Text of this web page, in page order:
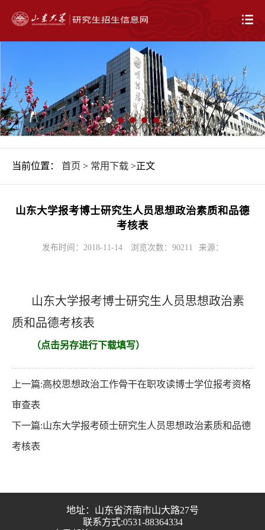
当前位置： 首页 > 常用下载 >正文
山东大学报考博士研究生人员思想政治素质和品德
考核表
发布时间：2018-11-14 浏览次数： 90211 来源：
山东大学报考博士研究生人员思想政治素
质和品德考核表
（点击另存进行下载填写）
上一篇:高校思想政治工作骨干在职攻读博士学位报考资格
审查表
下一篇:山东大学报考硕士研究生人员思想政治素质和品德
考核表
地址：山东省济南市山大路27号
联系方式:0531-88364334